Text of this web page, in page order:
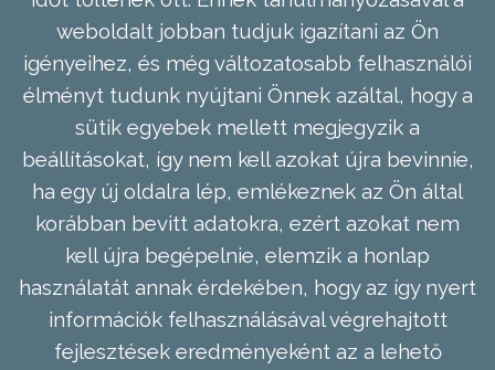
weboldalt jobban tudjuk igazítani az Ön
igényeihez, és még változatosabb felhasználói
élményt tudunk nyújtani Önnek azáltal, hogy a
sütik egyebek mellett megjegyzik a
beállításokat, így nem kell azokat újra bevinnie,
ha egy új oldalra lép, emlékeznek az Ön által
korábban bevitt adatokra, ezért azokat nem
kell újra begépelnie, elemzik a honlap
használatát annak érdekében, hogy az így nyert
információk felhasználásával végrehajtott
fejlesztések eredményeként az a lehető